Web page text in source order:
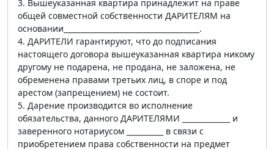
3. Вышеуказанная квартира принадлежит на праве
общей совместной собственности ДАРИТЕЛЯМ на
основании_____________________________________.
4. ДАРИТЕЛИ гарантируют, что до подписания
настоящего договора вышеуказанная квартира никому
другому не подарена, не продана, не заложена, не
обременена правами третьих лиц, в споре и под
арестом (запрещением) не состоит.
5. Дарение производится во исполнение
обязательства, данного ДАРИТЕЛЯМИ _____________ и
заверенного нотариусом __________ в связи с
приобретением права собственности на предмет